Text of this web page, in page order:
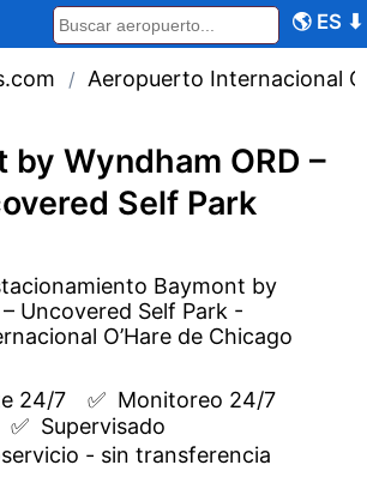
🌎 ES ⬇
/ Aeropuerto Internacional
by Wyndham ORD –
Self Park
24/7 ✅ Monitoreo 24/7
✅ Supervisado
- sin transferencia